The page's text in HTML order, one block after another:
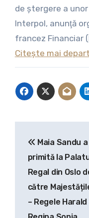
de ştergere a
Interpol, anunţă
francez Financiar
Citește mai
articole
Maia Sandu
primită la
Regal din Oslo
către
– Regele Harald